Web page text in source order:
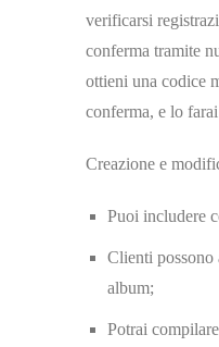
verificarsi
conferma tramite
ottieni una codice
conferma, e lo
Creazione e
Puoi includere
Clienti possono
album;
Potrai